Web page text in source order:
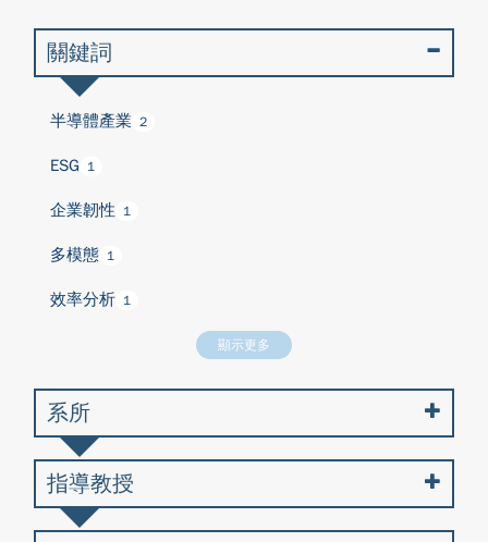
關鍵詞
半導體產業 2
ESG 1
企業韌性 1
多模態 1
效率分析 1
顯示更多
系所
指導教授